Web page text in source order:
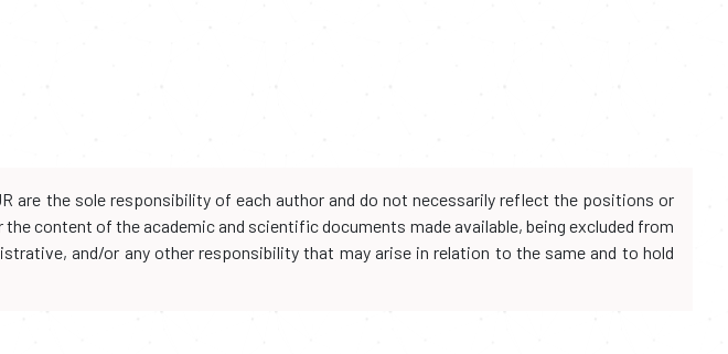
are the sole responsibility of each author and do not necessarily reflect the positions or
content of the academic and scientific documents made available, being excluded from
and/or any other responsibility that may arise in relation to the same and to hold